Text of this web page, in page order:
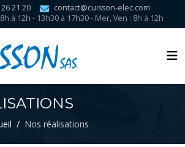
21 20
contact@cuisson-elec.com
à 12h - 13h30 à 17h30 - Mer, Ven : 8h à 12h
Nos réalisations